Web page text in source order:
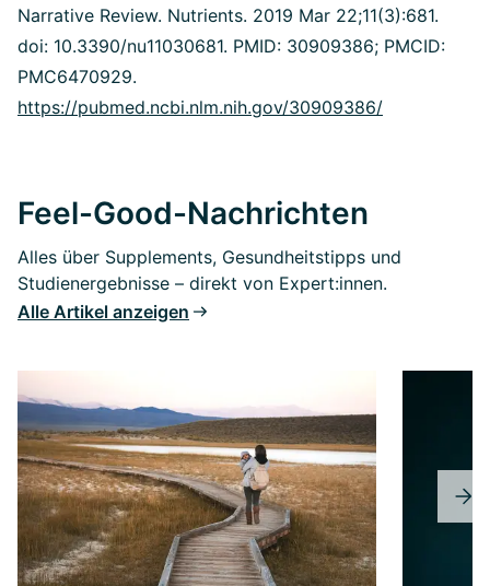
Narrative Review. Nutrients. 2019 Mar 22;11(3):681.
doi: 10.3390/nu11030681. PMID: 30909386; PMCID:
PMC6470929.
https://pubmed.ncbi.nlm.nih.gov/30909386/
Feel-Good-Nachrichten
Alles über Supplements, Gesundheitstipps und
Studienergebnisse – direkt von Expert:innen.
Alle Artikel anzeigen